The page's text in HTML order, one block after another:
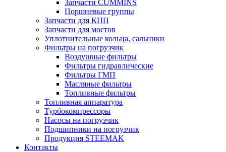
Запчасти CUMMINS
Поршневые группы
Запчасти для КПП
Запчасти для мостов
Уплотнительные кольца, сальники
Фильтры на погрузчик
Воздушные фильтры
Фильтры гидравлические
Фильтры ГМП
Масляные фильтры
Топливные фильтры
Топливная аппаратура
Турбокомпрессоры
Насосы на погрузчик
Подшипники на погрузчик
Продукция STEEMAK
Контакты